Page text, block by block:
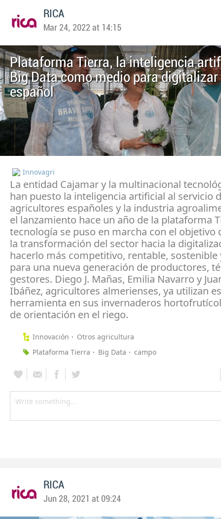
RICA
Mar 24, 2022 at 14:15
Plataforma Tierra, la inteligencia
Big Data como medio para
español
Innovagri
La entidad Cajamar y la multinacional
han puesto la inteligencia artificial al servicio
agricultores españoles y la industria
el lanzamiento hace un año de la plataforma
tecnología se puso en marcha con el objetivo
la transformación del sector hacia la
hacerlo más competitivo, rentable, sostenible
para una nueva generación de productores,
gestores. Diego J. Mañas, Emilia Navarro y
Ibáñez, agricultores almerienses, ya utilizan
herramienta en sus invernaderos
de orientación en el riego.
Innovación
Otros agricultura
Plataforma Tierra
Big Data campo
RICA
Jun 28, 2021 at 09:24